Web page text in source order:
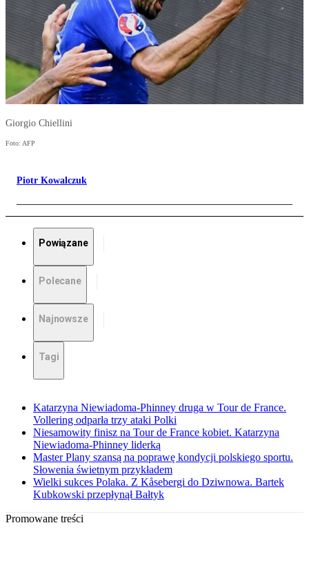
Giorgio Chiellini
Foto: AFP
Piotr Kowalczuk
Powiązane
Polecane
Najnowsze
Tagi
Katarzyna Niewiadoma-Phinney druga w Tour de France.
Vollering odparła trzy ataki Polki
Niesamowity finisz na Tour de France kobiet. Katarzyna
Niewiadoma-Phinney liderką
Master Plany szansą na poprawę kondycji polskiego sportu.
Słowenia świetnym przykładem
Wielki sukces Polaka. Z Kåsebergi do Dziwnowa. Bartek
Kubkowski przepłynął Bałtyk
Promowane treści